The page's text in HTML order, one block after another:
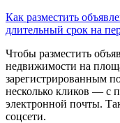
Как разместить
длительный срок на
Чтобы разместить
недвижимости на
зарегистрированным
несколько кликов — с
электронной почты.
соцсети.